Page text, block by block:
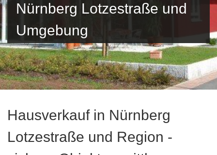
Nürnberg Lotzestraße und
Umgebung
Hausverkauf in Nürnberg
Lotzestraße und Region -